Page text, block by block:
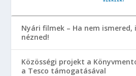
Nyári filmek – Ha nem ismered,
nézned!
Közösségi projekt a
a Tesco támogatásával